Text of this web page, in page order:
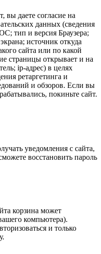
вы даете согласие на
данных (сведения
тип и версия Браузера;
источник откуда
сайта или по какой
страницы открывает и на
ip-адрес) в целях
ретаргетинга и
и обзоров. Если вы
покиньте сайт.
уведомления с сайта,
восстановить пароль
корзина может
компьютера).
и только